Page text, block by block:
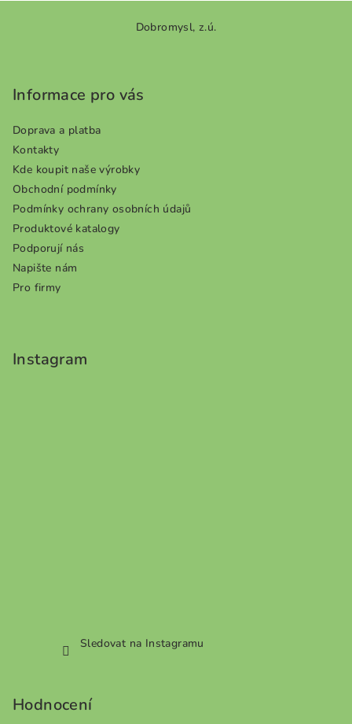
z
hvězdiček.
Dobromysl, z.ú.
Informace pro vás
Doprava a platba
Kontakty
Kde koupit naše výrobky
Obchodní podmínky
Podmínky ochrany osobních údajů
Produktové katalogy
Podporují nás
Napište nám
Pro firmy
Instagram
Sledovat na Instagramu
Hodnocení